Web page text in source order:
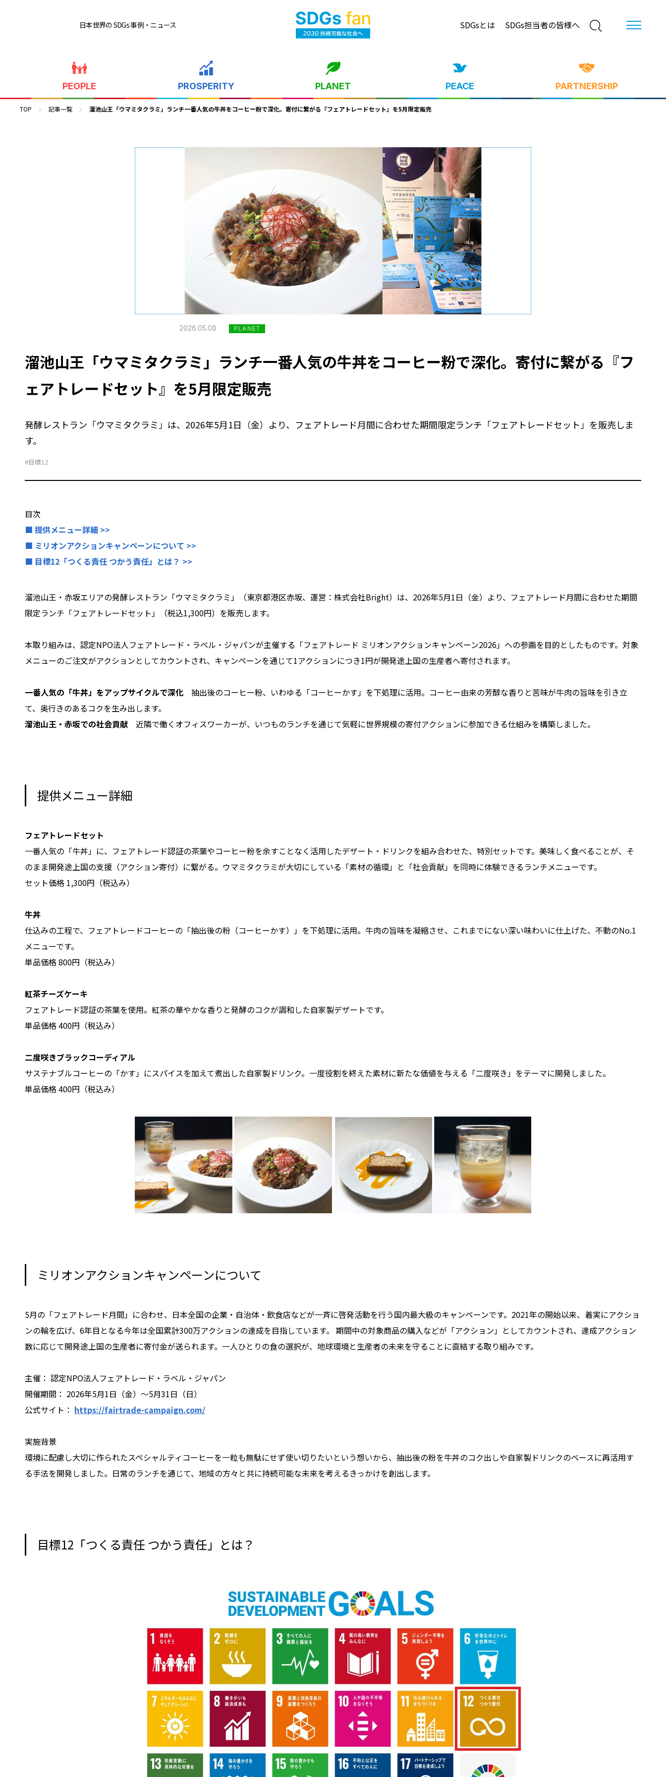
日本世界の SDGs 事例・ニュース SDGsとは SDGs担当者の皆様へ
PEOPLE PROSPERITY PLANET PEACE PARTNERSHIP
TOP 記事一覧 溜池山王「ウマミタクラミ」ランチ一番人気の牛丼をコーヒー粉で深化。寄付に繋がる『フェアトレードセット』を5月限定販売
2026.05.08 PLANET
溜池山王「ウマミタクラミ」ランチ一番人気の牛丼をコーヒー粉で深化。寄付に繋がる『フ
ェアトレードセット』を5月限定販売
発酵レストラン「ウマミタクラミ」は、2026年5月1日（金）より、フェアトレード月間に合わせた期間限定ランチ「フェアトレードセット」を販売しま
す。
#目標12
目次
■ 提供メニュー詳細 >>
■ ミリオンアクションキャンペーンについて >>
■ 目標12「つくる責任 つかう責任」とは？ >>
溜池山王・赤坂エリアの発酵レストラン「ウマミタクラミ」（東京都港区赤坂、運営：株式会社Bright）は、2026年5月1日（金）より、フェアトレード月間に合わせた期間
限定ランチ「フェアトレードセット」（税込1,300円）を販売します。
本取り組みは、認定NPO法人フェアトレード・ラベル・ジャパンが主催する「フェアトレード ミリオンアクションキャンペーン2026」への参画を目的としたものです。対象
メニューのご注文がアクションとしてカウントされ、キャンペーンを通じて1アクションにつき1円が開発途上国の生産者へ寄付されます。
一番人気の「牛丼」をアップサイクルで深化 抽出後のコーヒー粉、いわゆる「コーヒーかす」を下処理に活用。コーヒー由来の芳醇な香りと苦味が牛肉の旨味を引き立
て、奥行きのあるコクを生み出します。
溜池山王・赤坂での社会貢献 近隣で働くオフィスワーカーが、いつものランチを通じて気軽に世界規模の寄付アクションに参加できる仕組みを構築しました。
提供メニュー詳細
フェアトレードセット
一番人気の「牛丼」に、フェアトレード認証の茶葉やコーヒー粉を余すことなく活用したデザート・ドリンクを組み合わせた、特別セットです。美味しく食べることが、そ
のまま開発途上国の支援（アクション寄付）に繋がる。ウマミタクラミが大切にしている「素材の循環」と「社会貢献」を同時に体験できるランチメニューです。
セット価格 1,300円（税込み）
牛丼
仕込みの工程で、フェアトレードコーヒーの「抽出後の粉（コーヒーかす）」を下処理に活用。牛肉の旨味を凝縮させ、これまでにない深い味わいに仕上げた、不動のNo.1
メニューです。
単品価格 800円（税込み）
紅茶チーズケーキ
フェアトレード認証の茶葉を使用。紅茶の華やかな香りと発酵のコクが調和した自家製デザートです。
単品価格 400円（税込み）
二度咲きブラックコーディアル
サステナブルコーヒーの「かす」にスパイスを加えて煮出した自家製ドリンク。一度役割を終えた素材に新たな価値を与える「二度咲き」をテーマに開発しました。
単品価格 400円（税込み）
ミリオンアクションキャンペーンについて
5月の「フェアトレード月間」に合わせ、日本全国の企業・自治体・飲食店などが一斉に啓発活動を行う国内最大級のキャンペーンです。2021年の開始以来、着実にアクショ
ンの輪を広げ、6年目となる今年は全国累計300万アクションの達成を目指しています。 期間中の対象商品の購入などが「アクション」としてカウントされ、達成アクション
数に応じて開発途上国の生産者に寄付金が送られます。一人ひとりの食の選択が、地球環境と生産者の未来を守ることに直結する取り組みです。
主催： 認定NPO法人フェアトレード・ラベル・ジャパン
開催期間： 2026年5月1日（金）〜5月31日（日）
公式サイト： https://fairtrade-campaign.com/
実施背景
環境に配慮し大切に作られたスペシャルティコーヒーを一粒も無駄にせず使い切りたいという想いから、抽出後の粉を牛丼のコク出しや自家製ドリンクのベースに再活用す
る手法を開発しました。日常のランチを通じて、地域の方々と共に持続可能な未来を考えるきっかけを創出します。
目標12「つくる責任 つかう責任」とは？